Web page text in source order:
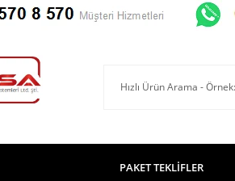
PAKET TEKLİFLER